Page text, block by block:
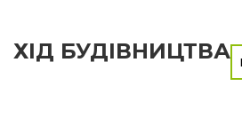
ХІД БУДІВНИЦТВА